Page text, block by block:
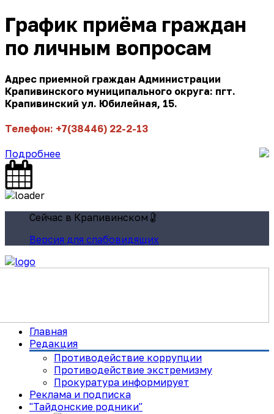
График приёма граждан
по личным вопросам
Адрес приемной граждан Администрации
Крапивинского муниципального округа: пгт.
Крапивинский ул. Юбилейная, 15.
Телефон: +7(38446) 22-2-13
Подробнее
Сейчас в Крапивинском
Версия для слабовидящих
Главная
Редакция
Противодействие коррупции
Противодействие экстремизму
Прокуратура информирует
Реклама и подписка
"Тайдонские родники"